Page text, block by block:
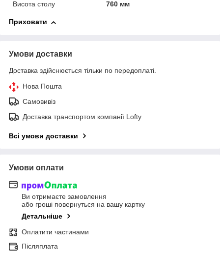
Висота столу 760 мм
Приховати
Умови доставки
Доставка здійснюється тільки по передоплаті.
Нова Пошта
Самовивіз
Доставка транспортом компанії Lofty
Всі умови доставки
Умови оплати
Ви отримаєте замовлення
або гроші повернуться на вашу картку
Детальніше
Оплатити частинами
Післяплата